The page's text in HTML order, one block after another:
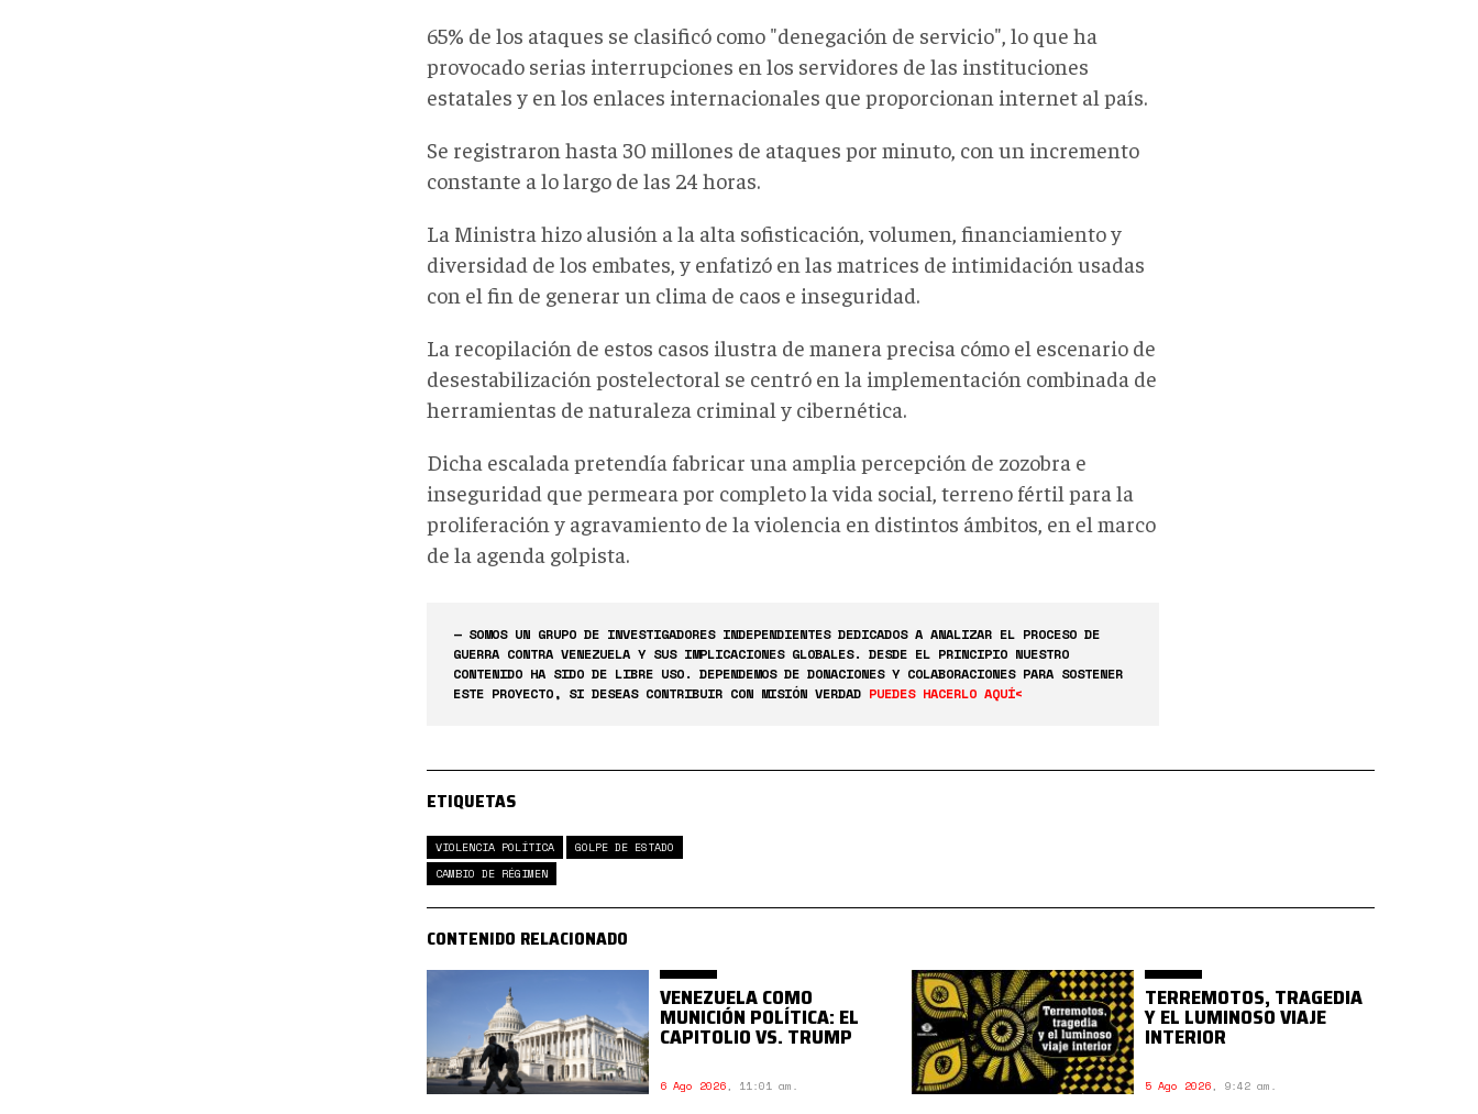
65% de los ataques se clasificó como "denegación de servicio", lo que ha
provocado serias interrupciones en los servidores de las instituciones
estatales y en los enlaces internacionales que proporcionan internet al país.
Se registraron hasta 30 millones de ataques por minuto, con un incremento
constante a lo largo de las 24 horas.
La Ministra hizo alusión a la alta sofisticación, volumen, financiamiento y
diversidad de los embates, y enfatizó en las matrices de intimidación usadas
con el fin de generar un clima de caos e inseguridad.
La recopilación de estos casos ilustra de manera precisa cómo el escenario de
desestabilización postelectoral se centró en la implementación combinada de
herramientas de naturaleza criminal y cibernética.
Dicha escalada pretendía fabricar una amplia percepción de zozobra e
inseguridad que permeara por completo la vida social, terreno fértil para la
proliferación y agravamiento de la violencia en distintos ámbitos, en el marco
de la agenda golpista.
— SOMOS UN GRUPO DE INVESTIGADORES INDEPENDIENTES DEDICADOS A ANALIZAR EL PROCESO DE
GUERRA CONTRA VENEZUELA Y SUS IMPLICACIONES GLOBALES. DESDE EL PRINCIPIO NUESTRO
CONTENIDO HA SIDO DE LIBRE USO. DEPENDEMOS DE DONACIONES Y COLABORACIONES PARA SOSTENER
ESTE PROYECTO, SI DESEAS CONTRIBUIR CON MISIÓN VERDAD PUEDES HACERLO AQUÍ<
ETIQUETAS
VIOLENCIA POLÍTICA
GOLPE DE ESTADO
CAMBIO DE RÉGIMEN
CONTENIDO RELACIONADO
VENEZUELA COMO
MUNICIÓN POLÍTICA: EL
CAPITOLIO VS. TRUMP
6 Ago 2026, 11:01 am.
TERREMOTOS, TRAGEDIA
Y EL LUMINOSO VIAJE
INTERIOR
5 Ago 2026, 9:42 am.